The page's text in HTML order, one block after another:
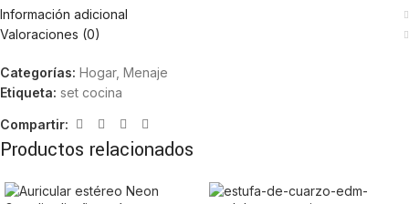
Información adicional
Valoraciones (0)
Categorías: Hogar, Menaje
Etiqueta: set cocina
Compartir:
Productos relacionados